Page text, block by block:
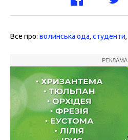
Все про: волинська ода, студенти,
РЕКЛАМА